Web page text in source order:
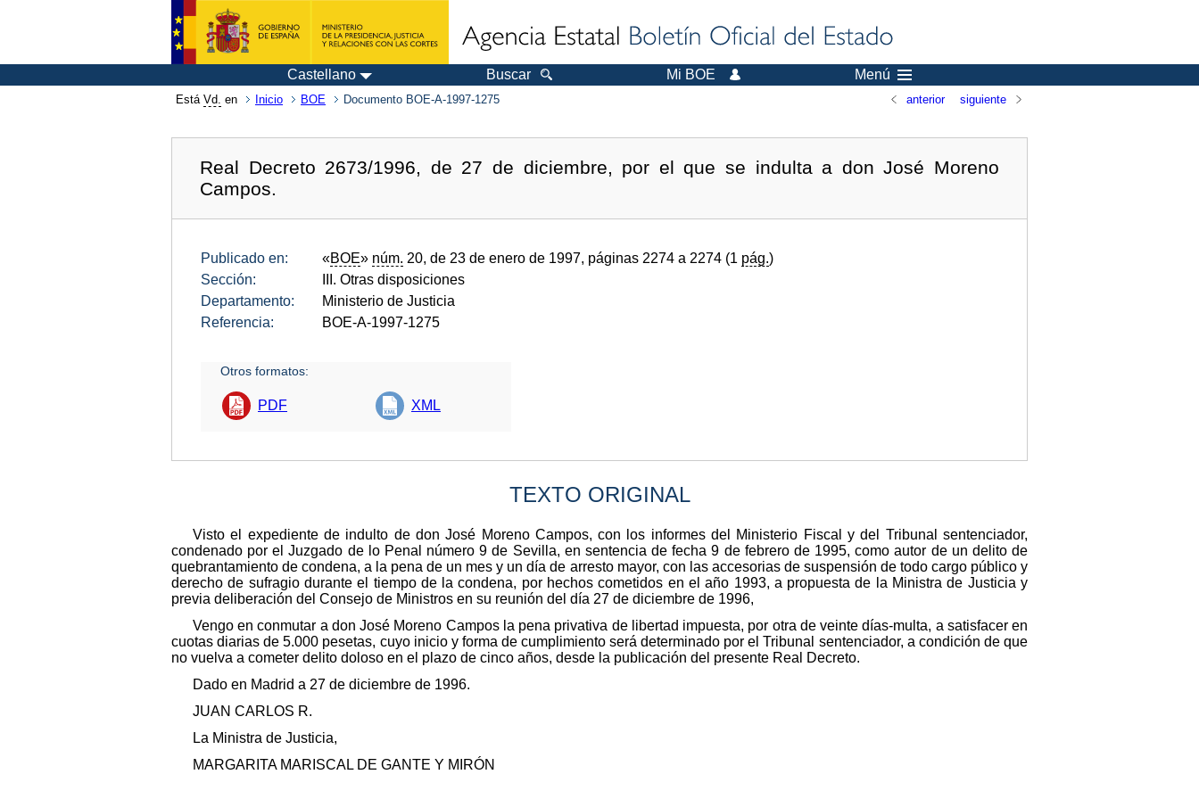
Castellano Buscar Mi BOE Menú
Está Vd. en Inicio BOE Documento BOE-A-1997-1275 anterior siguiente
Real Decreto 2673/1996, de 27 de diciembre, por el que se indulta a don José Moreno
Campos.
Publicado en: «BOE» núm. 20, de 23 de enero de 1997, páginas 2274 a 2274 (1 pág.)
Sección:
III. Otras disposiciones
Departamento:
Ministerio de Justicia
Referencia:
BOE-A-1997-1275
Otros formatos:
PDF XML
TEXTO ORIGINAL
Visto el expediente de indulto de don José Moreno Campos, con los informes del Ministerio Fiscal y del Tribunal sentenciador,
condenado por el Juzgado de lo Penal número 9 de Sevilla, en sentencia de fecha 9 de febrero de 1995, como autor de un delito de
quebrantamiento de condena, a la pena de un mes y un día de arresto mayor, con las accesorias de suspensión de todo cargo público y
derecho de sufragio durante el tiempo de la condena, por hechos cometidos en el año 1993, a propuesta de la Ministra de Justicia y
previa deliberación del Consejo de Ministros en su reunión del día 27 de diciembre de 1996,
Vengo en conmutar a don José Moreno Campos la pena privativa de libertad impuesta, por otra de veinte días-multa, a satisfacer en
cuotas diarias de 5.000 pesetas, cuyo inicio y forma de cumplimiento será determinado por el Tribunal sentenciador, a condición de que
no vuelva a cometer delito doloso en el plazo de cinco años, desde la publicación del presente Real Decreto.
Dado en Madrid a 27 de diciembre de 1996.
JUAN CARLOS R.
La Ministra de Justicia,
MARGARITA MARISCAL DE GANTE Y MIRÓN